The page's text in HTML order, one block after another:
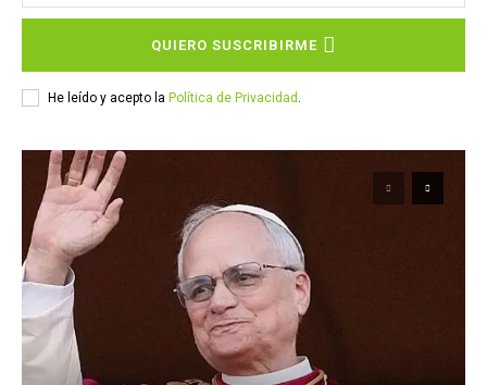
QUIERO SUSCRIBIRME
He leído y acepto la Política de Privacidad